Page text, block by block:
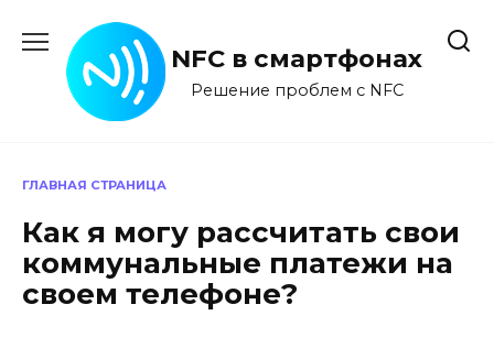
содержанию
NFC в смартфонах
Решение проблем с NFC
ГЛАВНАЯ СТРАНИЦА
Как я могу рассчитать свои
коммунальные платежи на
своем телефоне?